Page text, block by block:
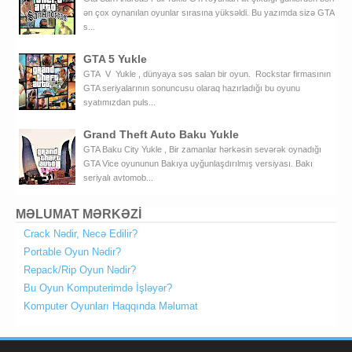
ən çox oynanılan oyunlar sırasına yüksəldi. Bu yazımda sizə GTA
s...
GTA 5 Yukle
GTA V Yukle , dünyaya səs salan bir oyun. Rockstar firmasının
GTA seriyalarının sonuncusu olaraq hazırladığı bu oyunu
syatımızdan puls...
Grand Theft Auto Baku Yukle
GTA Baku City Yukle , Bir zamanlar hərkəsin sevərək oynadığı
GTA Vice oyununun Bakıya uyğunlaşdırılmış versiyası. Bakı
seriyalı avtomob...
MƏLUMAT MƏRKƏZİ
Crack Nədir, Necə Edilir?
Portable Oyun Nədir?
Repack/Rip Oyun Nədir?
Bu Oyun Komputerimdə İşləyər?
Komputer Oyunları Haqqında Məlumat